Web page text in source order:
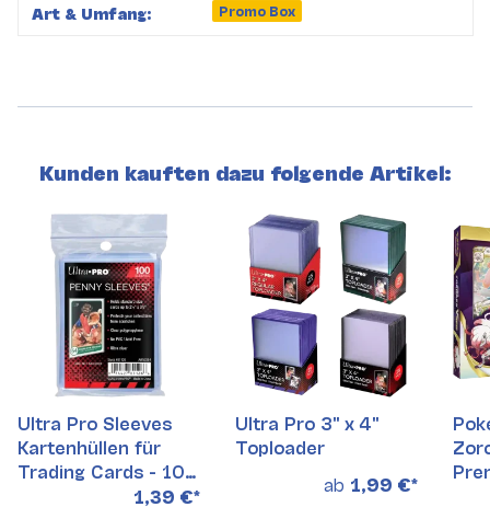
Art & Umfang: Promo Box
Kunden kauften dazu folgende Artikel:
Ultra Pro Sleeves
Kartenhüllen für
Trading Cards - 100
1,39 €*
Ultra Pro 3" x 4"
Toploader
ab 1,99 €*